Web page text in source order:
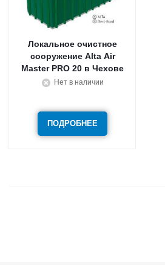
Локальное очистное
сооружение Alta Air
Master PRO 20 в Чехове
Нет в наличии
ПОДРОБНЕЕ